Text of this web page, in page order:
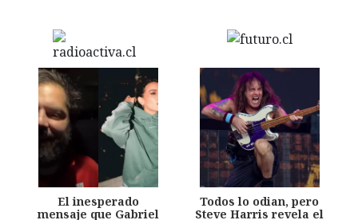
El inesperado
mensaje que Gabriel
Todos lo odian, pero
Steve Harris revela el